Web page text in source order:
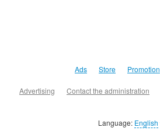
Ads Store Promotion
Advertising Contact the administration
Language: English